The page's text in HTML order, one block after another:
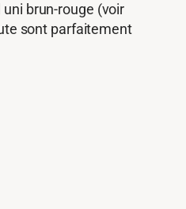
brun-rouge (voir
sont parfaitement